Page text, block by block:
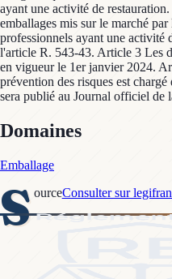
ayant une activité de
emballages mis sur le marché
professionnels ayant une activité
l'article R. 543-43. Article 3 Les
en vigueur le 1er janvier 2024.
prévention des risques est
sera publié au Journal officiel de
Domaines
Emballage
S ourceConsulter sur